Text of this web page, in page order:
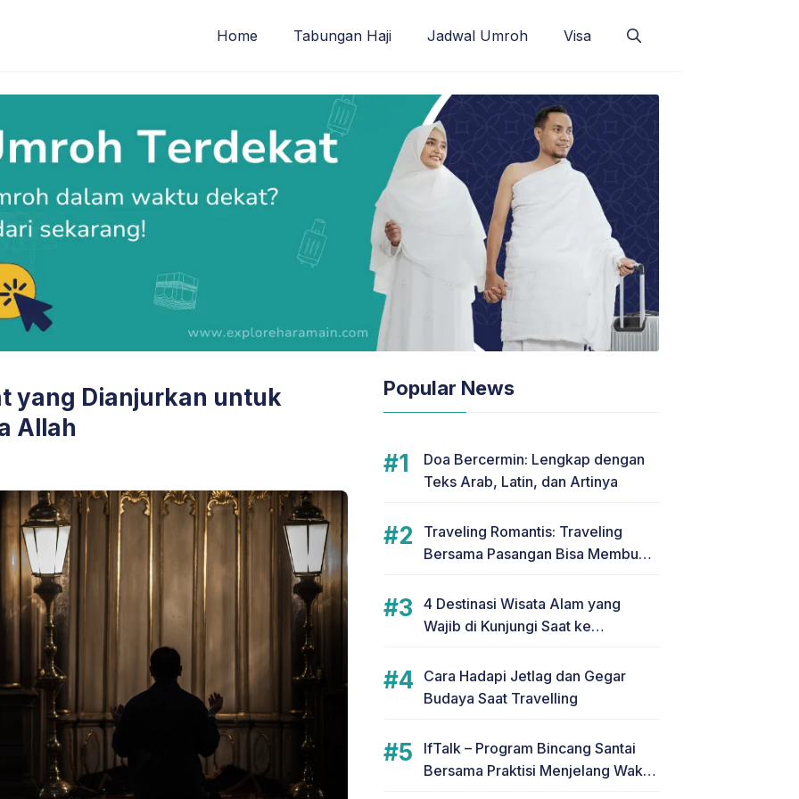
Home Tabungan Haji Jadwal Umroh Visa
yang Dianjurkan untuk
Allah
Popular News
Doa Bercermin: Lengkap dengan
Teks Arab, Latin, dan Artinya
Traveling Romantis: Traveling
Bersama Pasangan Bisa Membuat
4 Destinasi Wisata Alam yang
Wajib di Kunjungi Saat ke
Cara Hadapi Jetlag dan Gegar
Budaya Saat Travelling
IfTalk – Program Bincang Santai
Bersama Praktisi Menjelang Waktu